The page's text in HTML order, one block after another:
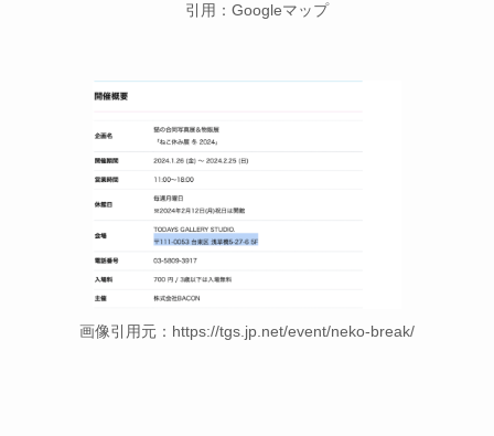
引用：Googleマップ
画像引用元：https://tgs.jp.net/event/neko-break/